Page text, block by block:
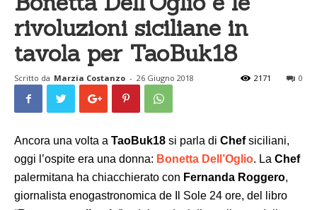
rivoluzioni siciliane in
tavola per TaoBuk18
Scritto da Marzia Costanzo - 26 Giugno 2018 0
2171
Ancora una volta a TaoBuk18 si parla di Chefsiciliani,
oggi l’ospite era una donna: Bonetta Dell’Oglio. La Chef
palermitana ha chiacchierato con Fernanda Roggero,
giornalista enogastronomica de Il Sole 24 ore, del libro